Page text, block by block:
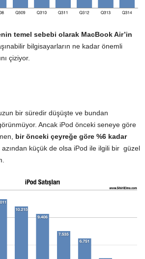
temel sebebi olarak MacBook Air’in
bilgisayarların ne kadar önemli
çiziyor.
bir süredir düşüşte ve bundan
Ancak iPod önceki seneye göre
bir önceki çeyreğe göre %6 kadar
azından küçük de olsa iPod ile ilgili bir güzel